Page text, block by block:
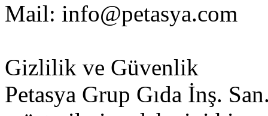
Mail: info@petasya.com
Gizlilik ve Güvenlik
Petasya Grup Gıda İnş.